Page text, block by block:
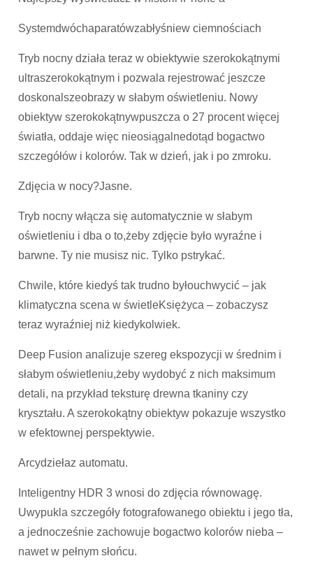
Systemdwóchaparatówzabłyśniew ciemnościach
Tryb nocny działa teraz w obiektywie szeroko­kątnymi
ultraszeroko­kątnym i pozwala rejestrować jeszcze
doskonalszeobrazy w słabym oświetleniu. Nowy
obiektyw szerokokątnywpuszcza o 27 procent więcej
światła, oddaje więc nieosiągalnedotąd bogactwo
szczegółów i kolorów. Tak w dzień, jak i po zmroku.
Zdjęcia w nocy?Jasne.
Tryb nocny włącza się automatycznie w słabym
oświetleniu i dba o to,żeby zdjęcie było wyraźne i
barwne. Ty nie musisz nic. Tylko pstrykać.
Chwile, które kiedyś tak trudno byłouchwycić – jak
klimatyczna scena w świetleKsiężyca – zobaczysz
teraz wyraźniej niż kiedykolwiek.
Deep Fusion analizuje szereg ekspozycji w średnim i
słabym oświetleniu,żeby wydobyć z nich maksimum
detali, na przykład teksturę drewna tkaniny czy
kryształu. A szerokokątny obiektyw pokazuje wszystko
w efektownej perspektywie.
Arcydziełaz automatu.
Inteligentny HDR 3 wnosi do zdjęcia równowagę.
Uwypukla szczegóły fotografowanego obiektu i jego tła,
a jednocześnie zachowuje bogactwo kolorów nieba –
nawet w pełnym słońcu.